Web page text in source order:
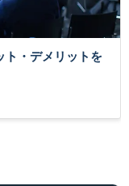
ト・デメリットを